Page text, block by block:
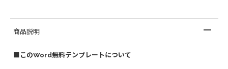
商品説明
■このWord無料テンプレートについて